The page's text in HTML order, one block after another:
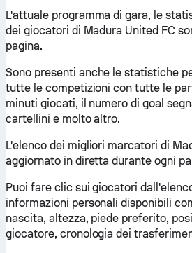
L'attuale programma di gara, le
dei giocatori di Madura United FC
pagina.
Sono presenti anche le statistiche
tutte le competizioni con tutte le
minuti giocati, il numero di goal
cartellini e molto altro.
L'elenco dei migliori marcatori di
aggiornato in diretta durante ogni
Puoi fare clic sui giocatori
informazioni personali disponibili
nascita, altezza, piede preferito,
giocatore, cronologia dei